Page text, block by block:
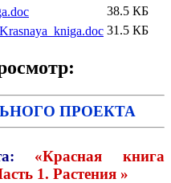
38.5 КБ
31.5 КБ
ПРОЕКТА
«Красная книга
1. Растения »